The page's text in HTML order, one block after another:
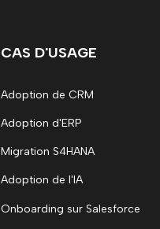
CAS D'USAGE
Adoption de CRM
Adoption d'ERP
Migration S4HANA
Adoption de l'IA
Onboarding sur Salesforce